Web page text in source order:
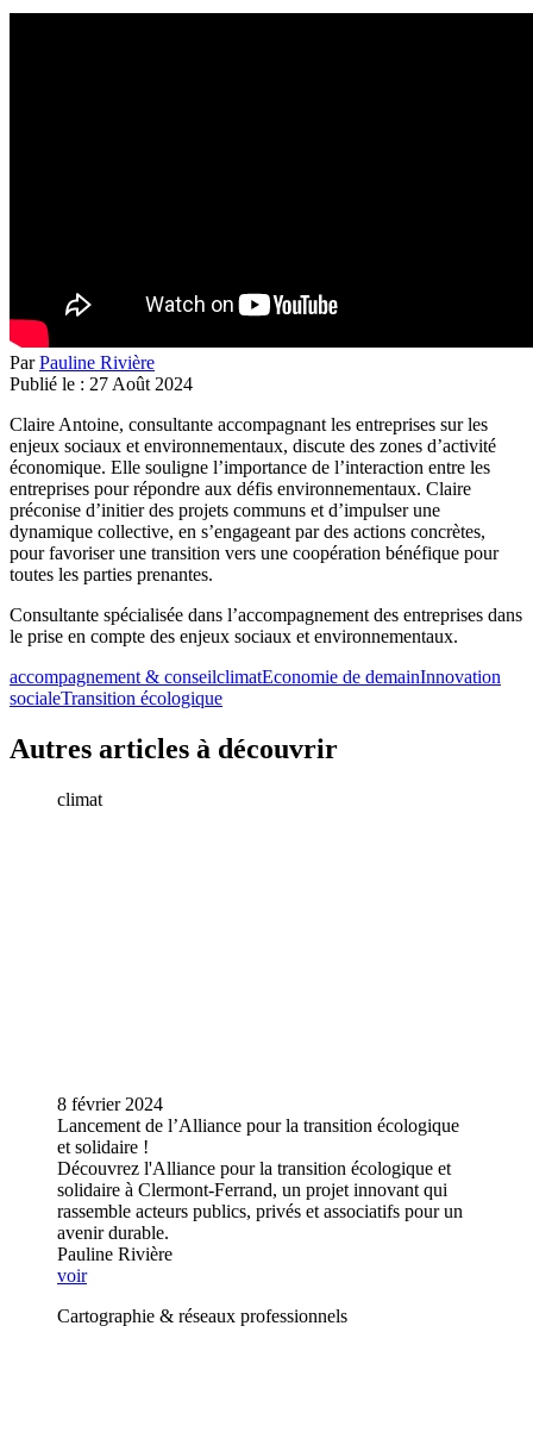
ParPauline Rivière
Publié le : 27 Août 2024
Claire Antoine, consultante accompagnant les entreprises sur les
enjeux sociaux et environnementaux, discute des zones d’activité
économique. Elle souligne l’importance de l’interaction entre les
entreprises pour répondre aux défis environnementaux. Claire
préconise d’initier des projets communs et d’impulser une
dynamique collective, en s’engageant par des actions concrètes,
pour favoriser une transition vers une coopération bénéfique pour
toutes les parties prenantes.
Consultante spécialisée dans l’accompagnement des entreprises dans
le prise en compte des enjeux sociaux et environnementaux.
accompagnement & conseilclimatEconomie de demainInnovation
socialeTransition écologique
Autres articles à découvrir
climat
8 février 2024
Lancement de l’Alliance pour la transition écologique
et solidaire !
Découvrez l'Alliance pour la transition écologique et
solidaire à Clermont-Ferrand, un projet innovant qui
rassemble acteurs publics, privés et associatifs pour un
avenir durable.
Pauline Rivière
voir
Cartographie & réseaux professionnels